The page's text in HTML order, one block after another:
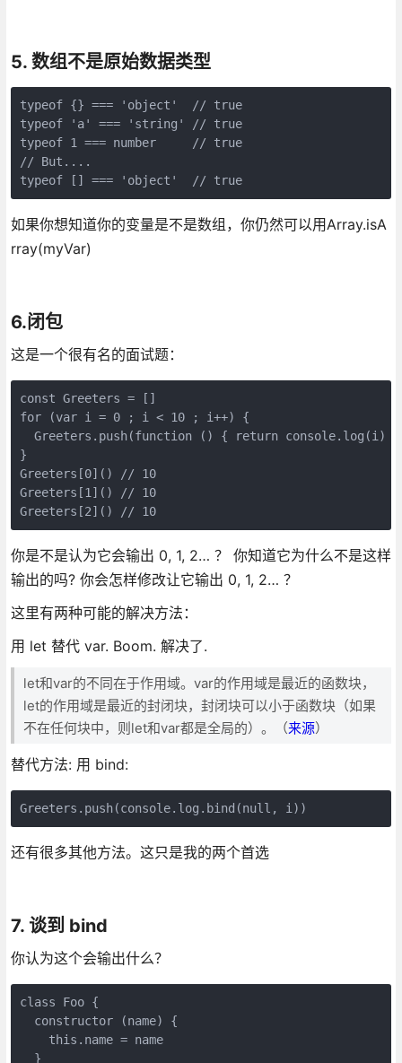
5. 数组不是原始数据类型
typeof {} === 'object'  // true
typeof 'a' === 'string' // true
typeof 1 === number     // true
// But....
typeof [] === 'object'  // true
如果你想知道你的变量是不是数组，你仍然可以用Array.isA
rray(myVar)
6.闭包
这是一个很有名的面试题：
const Greeters = []
for (var i = 0 ; i < 10 ; i++) {
Greeters.push(function () { return console.log(i)
}
Greeters[0]() // 10
Greeters[1]() // 10
Greeters[2]() // 10
你是不是认为它会输出 0, 1, 2… ？ 你知道它为什么不是这样
输出的吗? 你会怎样修改让它输出 0, 1, 2… ？
这里有两种可能的解决方法：
用 let 替代 var. Boom. 解决了.
let和var的不同在于作用域。var的作用域是最近的函数块，
let的作用域是最近的封闭块，封闭块可以小于函数块（如果
不在任何块中，则let和var都是全局的）。（来源）
替代方法: 用 bind:
Greeters.push(console.log.bind(null, i))
还有很多其他方法。这只是我的两个首选
7. 谈到 bind
你认为这个会输出什么？
class Foo {
  constructor (name) {
    this.name = name
  }